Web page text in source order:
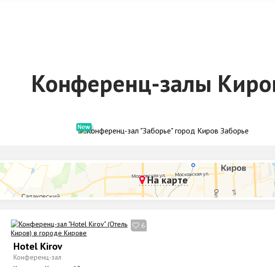
Конференц-залы
Заборье
На карте
6
Hotel Kirov
Конференц-зал